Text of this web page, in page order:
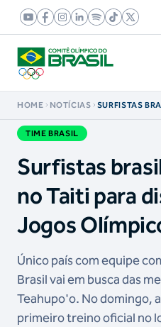
HOME NOTÍCIAS
SURFISTAS
TIME BRASIL
Surfistas
no Taiti para
Jogos
Único país com equipe
Brasil vai em busca das
Teahupo'o. No domingo,
primeiro treino oficial no